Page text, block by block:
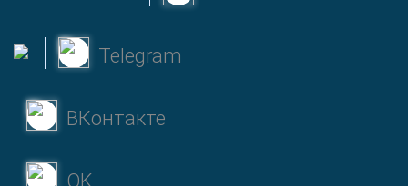
Telegram
ВКонтакте
OK